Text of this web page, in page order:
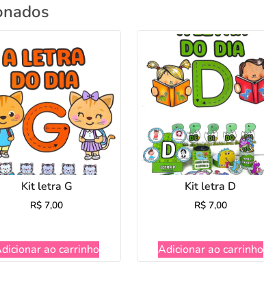
Kit letra G
R$ 7,00
ao carrinho
Kit letra D
R$7,00
Adicionar ao carrinho